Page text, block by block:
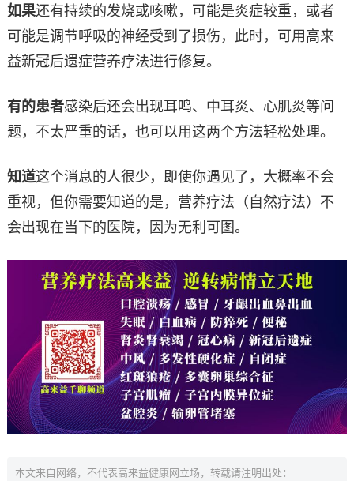
如果还有持续的发烧或咳嗽，可能是炎症较重，或者
可能是调节呼吸的神经受到了损伤，此时，可用高来
益新冠后遗症营养疗法进行修复。
有的患者感染后还会出现耳鸣、中耳炎、心肌炎等问
题，不太严重的话，也可以用这两个方法轻松处理。
知道这个消息的人很少，即使你遇见了，大概率不会
重视，但你需要知道的是，营养疗法（自然疗法）不
会出现在当下的医院，因为无利可图。
本文来自网络，不代表高来益健康网立场，转载请注明出处：